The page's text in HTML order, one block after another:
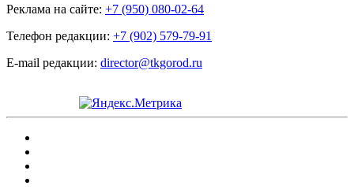
Реклама на сайте: +7 (950) 080-02-64
Телефон редакции: +7 (902) 579-79-91
E-mail редакции: director@tkgorod.ru